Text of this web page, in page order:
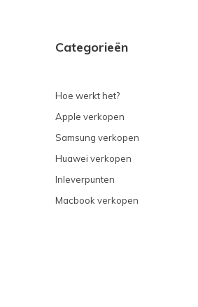
Categorieën
Hoe werkt het?
Apple verkopen
Samsung verkopen
Huawei verkopen
Inleverpunten
Macbook verkopen